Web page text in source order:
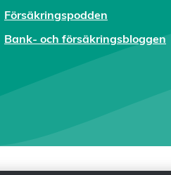
Försäkringspodden
Bank- och försäkringsbloggen